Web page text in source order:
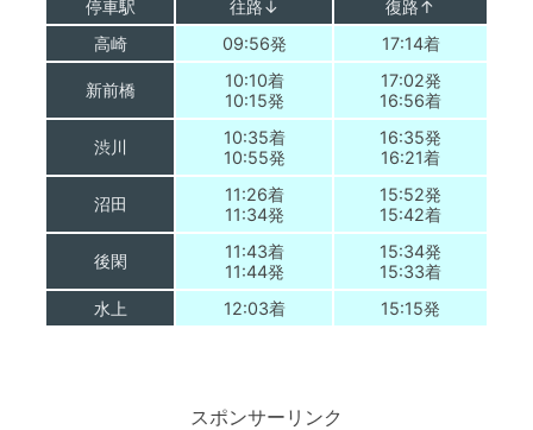
停車駅 往路↓
復路↑
高崎
09:56発 17:14着
新前橋
10:10着
10:15発
17:02発
16:56着
渋川
10:35着
10:55発
16:35発
16:21着
沼田
11:26着
11:34発
15:52発
15:42着
後閑
11:43着
11:44発
15:34発
15:33着
水上
12:03着 15:15発
スポンサーリンク